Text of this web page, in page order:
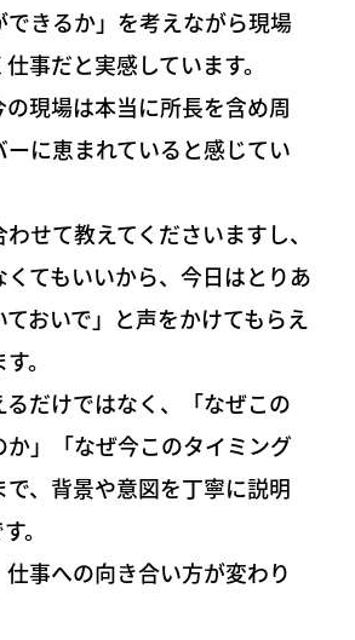
できるか」を考えながら現場
事だと実感しています。
現場は本当に所長を含め周
ーに恵まれていると感じてい
せて教えてくださいますし、
くてもいいから、今日はとりあ
おいで」と声をかけてもらえ
。
だけではなく、「なぜこの
」「なぜ今このタイミング
、背景や意図を丁寧に説明
。
事への向き合い方が変わり